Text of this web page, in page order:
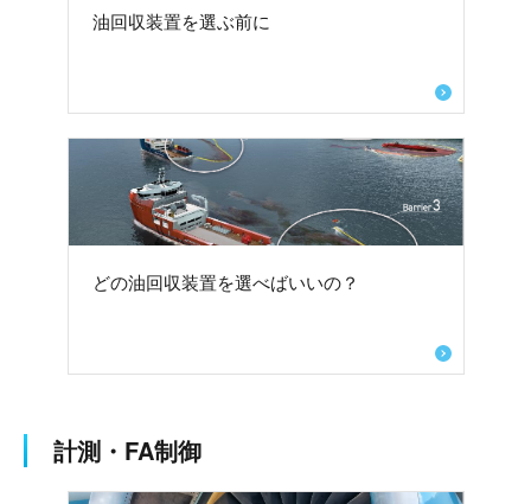
油回収装置を選ぶ前に
どの油回収装置を選べばいいの？
計測・FA制御